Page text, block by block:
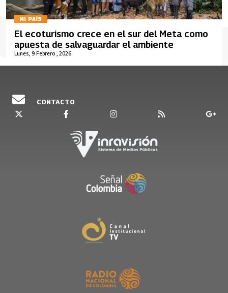
MI PAÍS
Lunes, 9 Febrero , 2026
El ecoturismo crece en el sur del Meta como
apuesta de salvaguardar el ambiente
CONTACTO